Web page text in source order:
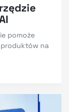
pomoże
na